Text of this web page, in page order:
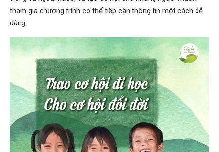
tham gia chương trình có thể tiếp cận thông tin một cách dễ
dàng.